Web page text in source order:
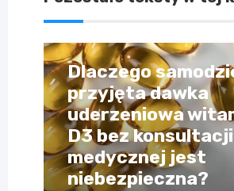
Dlaczego
przyjęta dawka
uderzeniowa
D3 bez konsultacji
medycznej jest
niebezpieczna?